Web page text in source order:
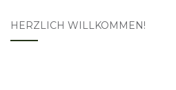
HERZLICH WILLKOMMEN!